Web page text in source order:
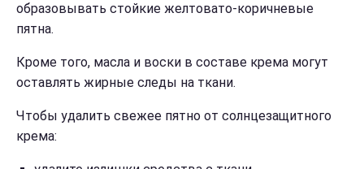
образовывать стойкие желтовато-коричневые
пятна.
Кроме того, масла и воски в составе крема могут
оставлять жирные следы на ткани.
Чтобы удалить свежее пятно от солнцезащитного
крема: